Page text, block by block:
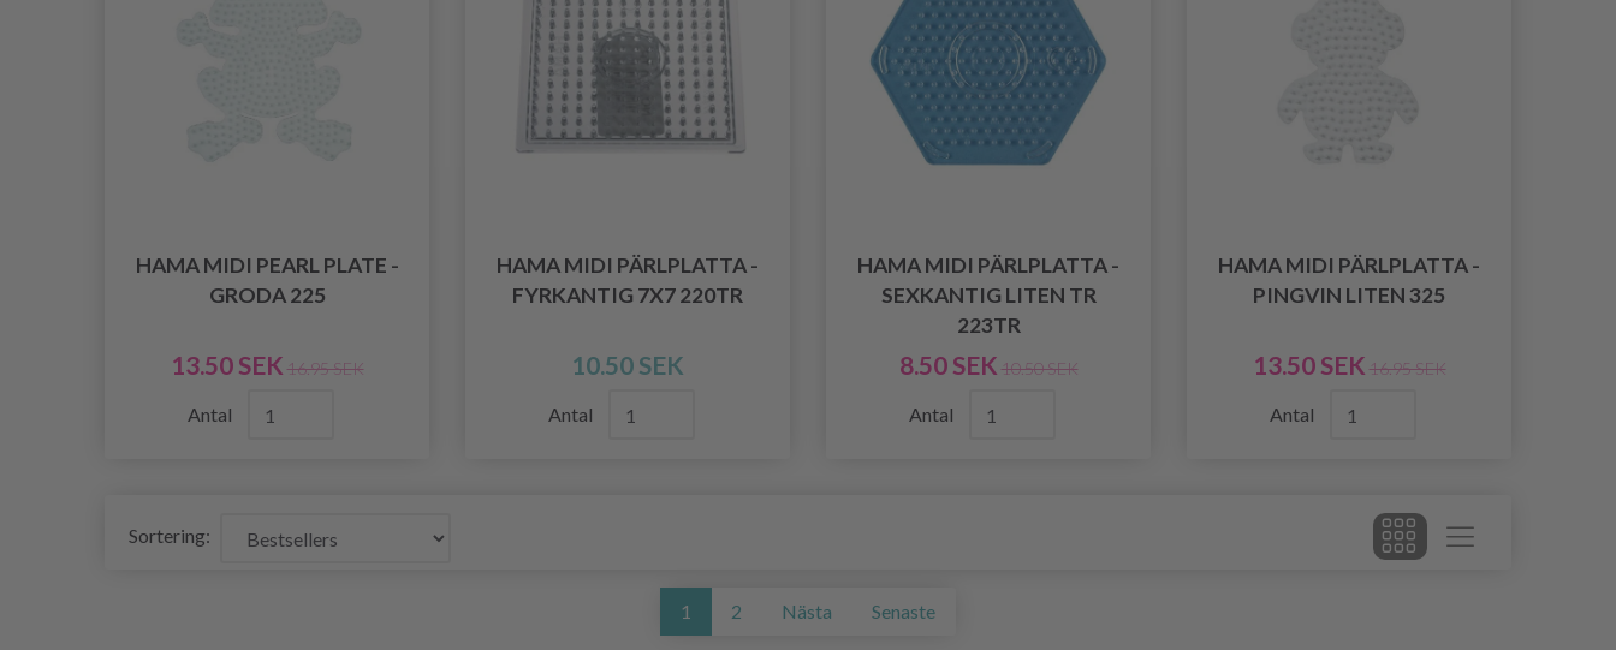
HAMA MIDI PEARL PLATE -
GRODA 225
13.50 SEK 16.95 SEK
Antal
HAMA MIDI PÄRLPLATTA -
FYRKANTIG 7X7 220TR
10.50 SEK
Antal
HAMA MIDI PÄRLPLATTA -
SEXKANTIG LITEN TR
223TR
8.50 SEK 10.50 SEK
Antal
HAMA MIDI PÄRLPLATTA -
PINGVIN LITEN 325
13.50 SEK 16.95 SEK
Antal
Sortering:
1 2 Nästa Senaste